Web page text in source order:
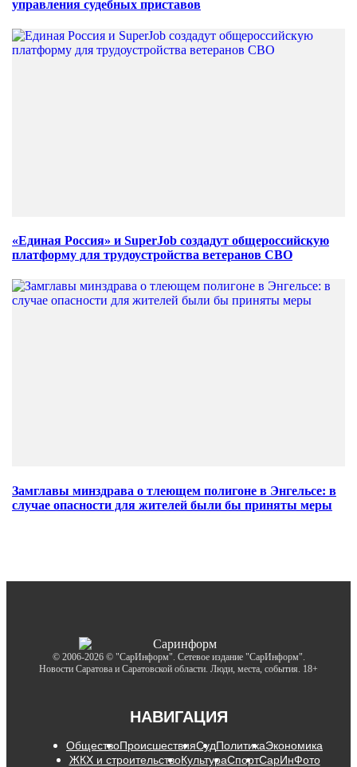
управления судебных приставов
«Единая Россия» и SuperJob создадут общероссийскую
платформу для трудоустройства ветеранов СВО
Замглавы минздрава о тлеющем полигоне в Энгельсе: в
случае опасности для жителей были бы приняты меры
© 2006-2026 © "СарИнформ". Сетевое издание "СарИнформ".
Новости Саратова и Саратовской области. Люди, места, события. 18+
НАВИГАЦИЯ
ОбществоПроисшествияСудПолитикаЭкономика
ЖКХ и строительствоКультураСпортСарИнФото